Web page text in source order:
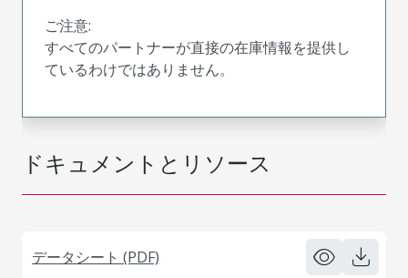
ドキュメントとリソース
データシート (PDF)
ご注意:
すべてのパートナーが直接の在庫情報を提供し
ているわけではありません。